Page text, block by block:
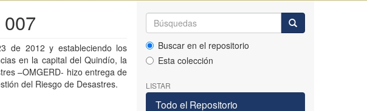
de 2012 y estableciendo los
en la capital del Quindío, la
–OMGERD- hizo entrega de
del Riesgo de Desastres.
Buscar en el repositorio
Esta colección
LISTAR
Todo el Repositorio